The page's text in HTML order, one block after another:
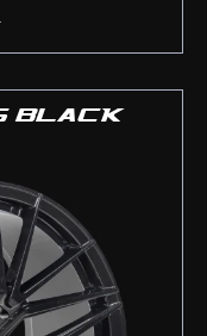
BLACK